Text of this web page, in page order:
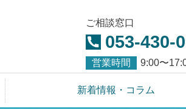
ご相談窓口
053-430-
営業時間 9:00〜
新着情報・コラム